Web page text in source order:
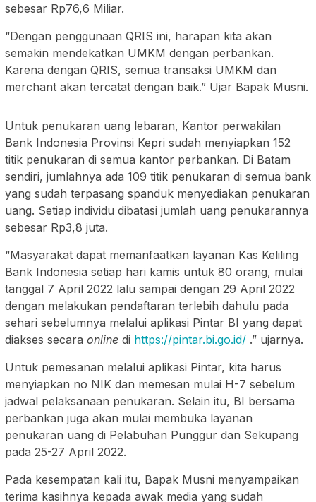
sebesar Rp76,6 Miliar.
“Dengan penggunaan QRIS ini, harapan kita akan
semakin mendekatkan UMKM dengan perbankan.
Karena dengan QRIS, semua transaksi UMKM dan
merchant akan tercatat dengan baik.” Ujar Bapak Musni.
Untuk penukaran uang lebaran, Kantor perwakilan
Bank Indonesia Provinsi Kepri sudah menyiapkan 152
titik penukaran di semua kantor perbankan. Di Batam
sendiri, jumlahnya ada 109 titik penukaran di semua bank
yang sudah terpasang spanduk menyediakan penukaran
uang. Setiap individu dibatasi jumlah uang penukarannya
sebesar Rp3,8 juta.
“Masyarakat dapat memanfaatkan layanan Kas Keliling
Bank Indonesia setiap hari kamis untuk 80 orang, mulai
tanggal 7 April 2022 lalu sampai dengan 29 April 2022
dengan melakukan pendaftaran terlebih dahulu pada
sehari sebelumnya melalui aplikasi Pintar BI yang dapat
diakses secara online di https://pintar.bi.go.id/ .” ujarnya.
Untuk pemesanan melalui aplikasi Pintar, kita harus
menyiapkan no NIK dan memesan mulai H-7 sebelum
jadwal pelaksanaan penukaran. Selain itu, BI bersama
perbankan juga akan mulai membuka layanan
penukaran uang di Pelabuhan Punggur dan Sekupang
pada 25-27 April 2022.
Pada kesempatan kali itu, Bapak Musni menyampaikan
terima kasihnya kepada awak media yang sudah